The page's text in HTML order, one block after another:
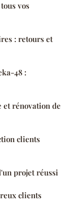
vos
: retours et
48 :
rénovation de
clients
projet réussi
clients